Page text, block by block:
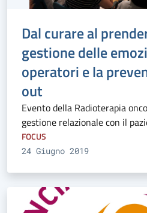
Dal curare al
gestione delle
operatori e la
out
Evento della Radioterapia
gestione relazionale con il
FOCUS
24 Giugno 2019